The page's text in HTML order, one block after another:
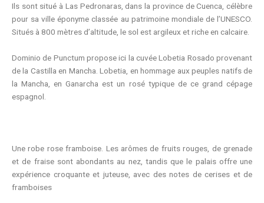
Ils sont situé à Las Pedronaras, dans la province de Cuenca, célèbre
pour sa ville éponyme classée au patrimoine mondiale de l’UNESCO.
Situés à 800 mètres d’altitude, le sol est argileux et riche en calcaire.
Dominio de Punctum propose ici la cuvée Lobetia Rosado provenant
de la Castilla en Mancha. Lobetia, en hommage aux peuples natifs de
la Mancha, en Ganarcha est un rosé typique de ce grand cépage
espagnol.
Une robe rose framboise. Les arômes de fruits rouges, de grenade
et de fraise sont abondants au nez, tandis que le palais offre une
expérience croquante et juteuse, avec des notes de cerises et de
framboises